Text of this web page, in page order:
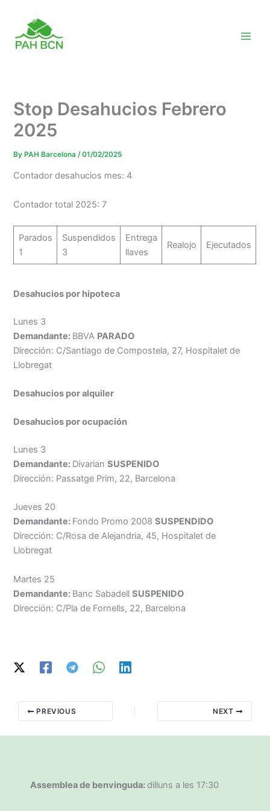
content
Stop Desahucios Febrero
2025
By PAH Barcelona/01/02/2025
Contador desahucios mes: 4
Contador total 2025: 7
Parados
1
Suspendidos
3
Entrega
llaves
Realojo Ejecutados
Desahucios por hipoteca
Lunes 3
Demandante: BBVA PARADO
Dirección: C/Santiago de Compostela, 27, Hospitalet de
Llobregat
Desahucios poralquiler
Desahucios por ocupación
Lunes 3
Demandante: DivarianSUSPENIDO
Dirección: Passatge Prim, 22, Barcelona
Jueves 20
Demandante: Fondo Promo 2008SUSPENDIDO
Dirección: C/Rosa de Alejandria, 45, Hospitalet de
Llobregat
Martes 25
Demandante: Banc SabadellSUSPENIDO
Dirección: C/Pla de Fornells, 22, Barcelona
PREVIOUS NEXT
Assemblea de benvinguda: dilluns a les 17:30